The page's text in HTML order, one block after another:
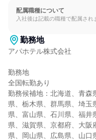
配属職種について
入社後は記載の職種で配属され
勤務地
アパホテル株式会社
勤務地
全国転勤あり
勤務候補地：北海道、青森
県、栃木県、群馬県、埼玉
県、富山県、石川県、福井
県、滋賀県、京都府、大阪
県、岡山県、広島県、山口